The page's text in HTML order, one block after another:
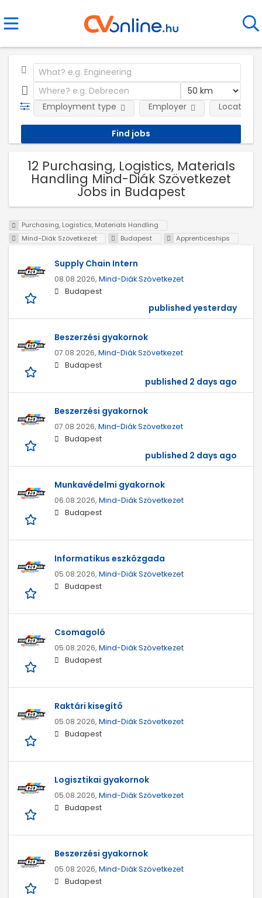
Employment type Employer Location
12 Purchasing, Logistics, Materials
Handling Mind-Diák Szövetkezet
Jobs in Budapest
Purchasing, Logistics, Materials Handling
Mind-Diák Szövetkezet
Budapest Apprenticeships
Supply Chain Intern
08.08.2026, Mind-Diák Szövetkezet
Budapest
published yesterday
Beszerzési gyakornok
07.08.2026, Mind-Diák Szövetkezet
Budapest
published 2 days ago
Beszerzési gyakornok
07.08.2026, Mind-Diák Szövetkezet
Budapest
published 2 days ago
Munkavédelmi gyakornok
06.08.2026, Mind-Diák Szövetkezet
Budapest
Informatikus eszközgada
05.08.2026, Mind-Diák Szövetkezet
Budapest
Csomagoló
05.08.2026, Mind-Diák Szövetkezet
Budapest
Raktári kisegítő
05.08.2026, Mind-Diák Szövetkezet
Budapest
Logisztikai gyakornok
05.08.2026, Mind-Diák Szövetkezet
Budapest
Beszerzési gyakornok
05.08.2026, Mind-Diák Szövetkezet
Budapest